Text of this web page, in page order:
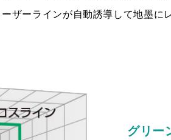
ザーラインが自動誘導して地墨に
グリー